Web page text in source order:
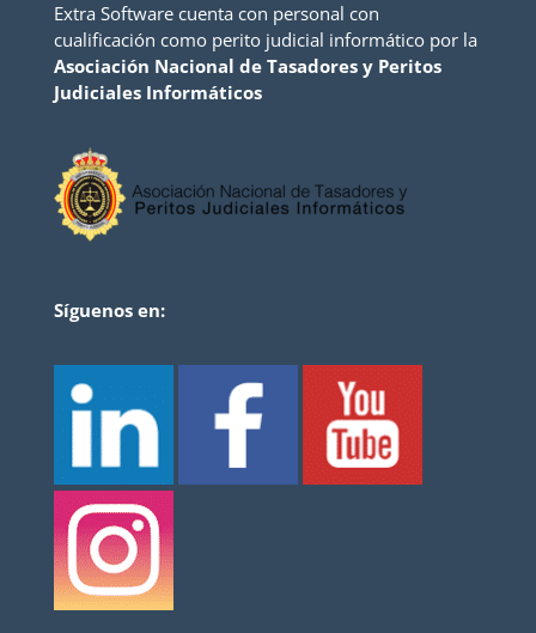
Extra Software cuenta con personal con
cualificación como perito judicial informático por la
Asociación Nacional de Tasadores y Peritos
Judiciales Informáticos
Síguenos en: